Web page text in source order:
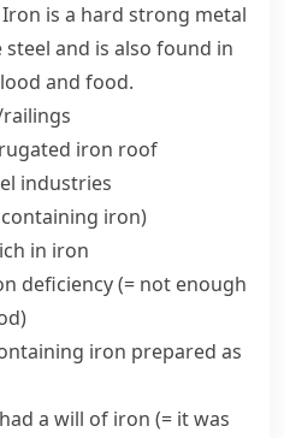
Iron is a hard strong metal
and is also found in
and food.
iron roof
industries
iron)
in iron
deficiency(= not enough
iron prepared as
a will of iron (= it was